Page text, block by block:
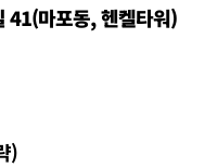
41(마포동, 헨켈타워)
)